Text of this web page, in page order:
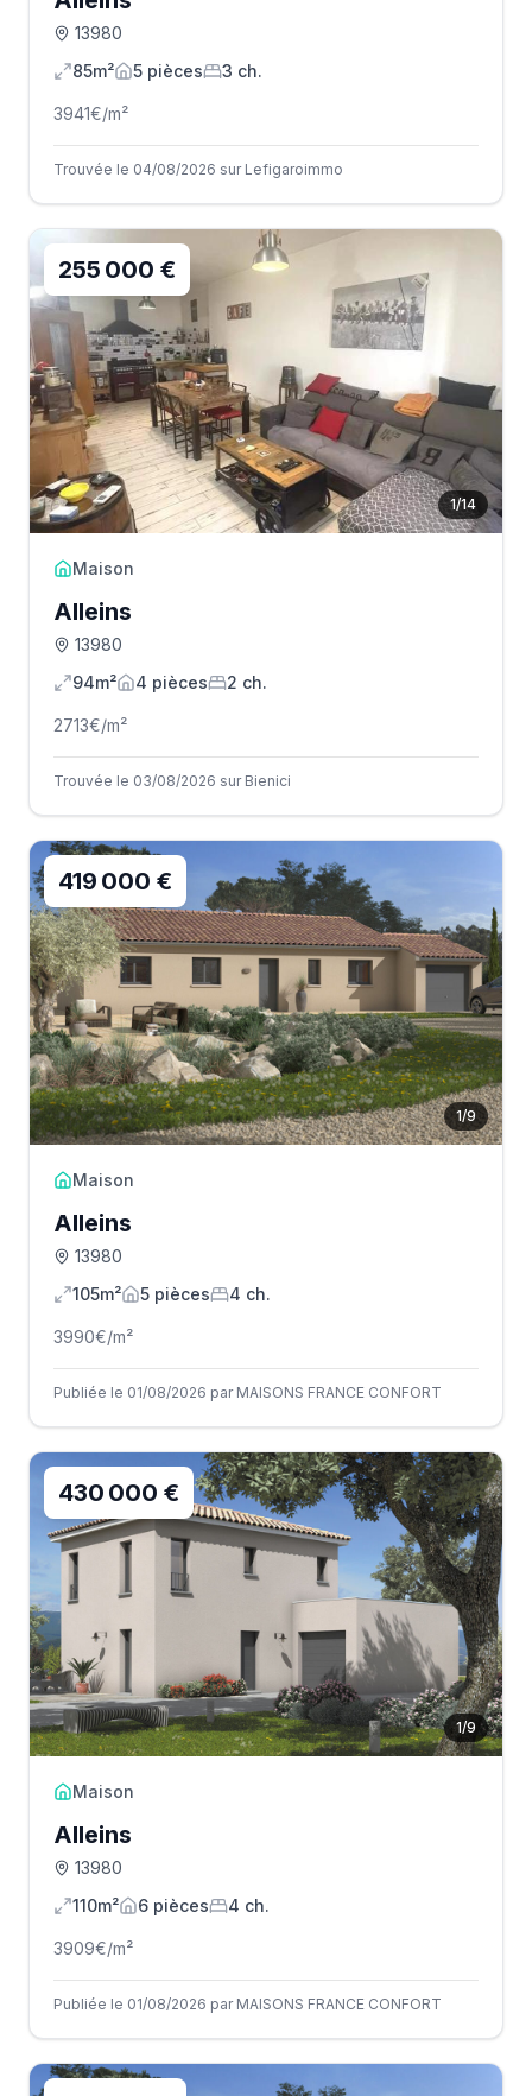
13980
85m²
5 pièces 3 ch.
3941€/m²
Trouvée le 04/08/2026 sur Lefigaroimmo
1/14
255 000 €
Maison
Alleins
13980
94m²
4 pièces 2 ch.
2713€/m²
Trouvée le 03/08/2026 sur Bienici
1/9
419 000 €
Maison
Alleins
13980
105m²
5 pièces 4 ch.
3990€/m²
Publiée le 01/08/2026 par MAISONS FRANCE CONFORT
1/9
430 000 €
Maison
Alleins
13980
110m²
6 pièces 4 ch.
3909€/m²
Publiée le 01/08/2026 par MAISONS FRANCE CONFORT